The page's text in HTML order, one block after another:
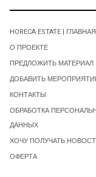
HORECA ESTATE | ГЛАВНАЯ
О ПРОЕКТЕ
ПРЕДЛОЖИТЬ МАТЕРИАЛ
ДОБАВИТЬ
КОНТАКТЫ
ОБРАБОТКА
ДАННЫХ
ХОЧУ ПОЛУЧАТЬ
ОФЕРТА